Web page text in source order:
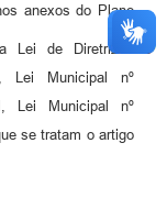
anexos do Plano
Lei de Diretrizes
Lei Municipal nº
Lei Municipal nº
se tratam o artigo